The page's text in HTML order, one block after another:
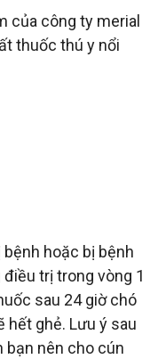
của công ty merial
thuốc thú y nổi
hoặc bị bệnh
trị trong vòng 1
sau 24 giờ chó
hết ghẻ. Lưu ý sau
bạn nên cho cún